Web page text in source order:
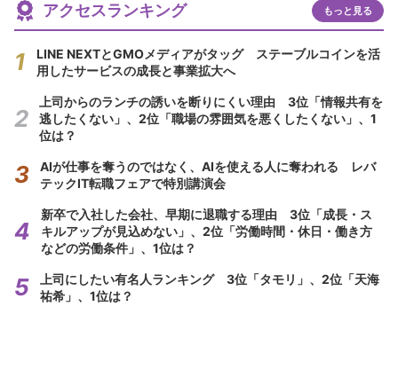
アクセスランキング もっと見る
LINE NEXTとGMOメディアがタッグ ステーブルコインを活
用したサービスの成長と事業拡大へ
上司からのランチの誘いを断りにくい理由 3位「情報共有を
逃したくない」、2位「職場の雰囲気を悪くしたくない」、1
位は？
AIが仕事を奪うのではなく、AIを使える人に奪われる レバ
テックIT転職フェアで特別講演会
新卒で入社した会社、早期に退職する理由 3位「成長・ス
キルアップが見込めない」、2位「労働時間・休日・働き方
などの労働条件」、1位は？
上司にしたい有名人ランキング 3位「タモリ」、2位「天海
祐希」、1位は？